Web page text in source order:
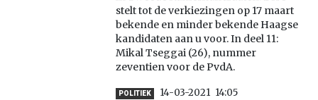
stelt tot de verkiezingen op 17 maart
bekende en minder bekende Haagse
kandidaten aan u voor. In deel 11:
Mikal Tseggai (26), nummer
zeventien voor de PvdA.
POLITIEK 14-03-2021 14:05